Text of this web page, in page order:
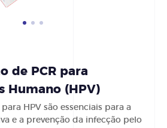
de PCR para
Humano (HPV)
HPV são essenciais para a
e a prevenção da infecção pelo